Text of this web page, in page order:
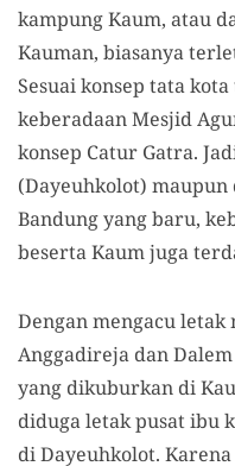
kampung Kaum, atau
Kauman, biasanya
Sesuai konsep tata
keberadaan Mesjid
konsep Catur Gatra.
(Dayeuhkolot)
Bandung yang baru,
beserta Kaum juga
Dengan mengacu letak
Anggadireja dan
yang dikuburkan di
diduga letak pusat ibu
di Dayeuhkolot.